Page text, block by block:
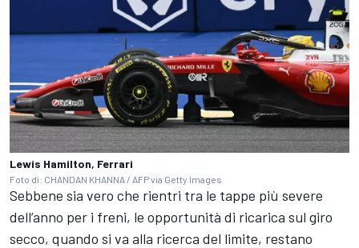
Lewis Hamilton, Ferrari
Foto di: CHANDAN KHANNA / AFP via Getty Images
Sebbene sia vero che rientri tra le tappe più severe
dell’anno per i freni, le opportunità di ricarica sul giro
secco, quando si va alla ricerca del limite, restano